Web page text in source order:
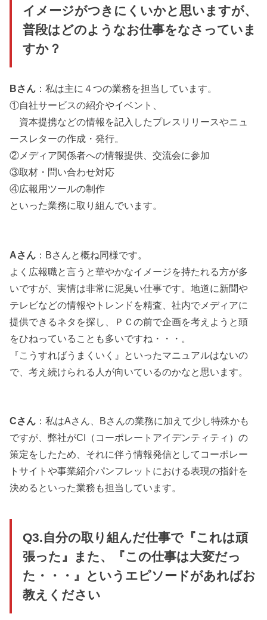
イメージがつきにくいかと思いますが、
普段はどのようなお仕事をなさっていま
すか？
Bさん ：私は主に４つの業務を担当しています。
①自社サービスの紹介やイベント、
資本提携などの情報を記入したプレスリリースやニュ
ースレターの作成・発行。
②メディア関係者への情報提供、交流会に参加
③取材・問い合わせ対応
④広報用ツールの制作
といった業務に取り組んでいます。
Aさん ：Bさんと概ね同様です。
よく広報職と言うと華やかなイメージを持たれる方が多
いですが、実情は非常に泥臭い仕事です。地道に新聞や
テレビなどの情報やトレンドを精査、社内でメディアに
提供できるネタを探し、ＰＣの前で企画を考えようと頭
をひねっていることも多いですね・・・。
『こうすればうまくいく』といったマニュアルはないの
で、考え続けられる人が向いているのかなと思います。
Cさん ：私はAさん、Bさんの業務に加えて少し特殊かも
ですが、弊社がCI（コーポレートアイデンティティ）の
策定をしたため、それに伴う情報発信としてコーポレー
トサイトや事業紹介パンフレットにおける表現の指針を
決めるといった業務も担当しています。
Q3.自分の取り組んだ仕事で『これは頑
張った』また、『この仕事は大変だっ
た・・・』というエピソードがあればお
教えください